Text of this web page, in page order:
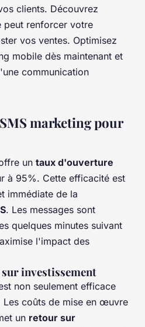
clients. Découvrez
peut renforcer votre
vos ventes. Optimisez
mobile dès maintenant et
communication
marketing pour
un taux d'ouverture
à 95%. Cette efficacité est
immédiate de la
. Les messages sont
quelques minutes suivant
l'impact des
investissement
non seulement efficace
Les coûts de mise en œuvre
un retour sur